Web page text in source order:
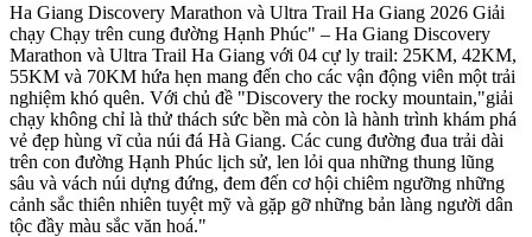
Ha Giang Discovery Marathon và Ultra Trail Ha Giang 2026 Giải
chạy Chạy trên cung đường Hạnh Phúc" – Ha Giang Discovery
Marathon và Ultra Trail Ha Giang với 04 cự ly trail: 25KM, 42KM,
55KM và 70KM hứa hẹn mang đến cho các vận động viên một trải
nghiệm khó quên. Với chủ đề "Discovery the rocky mountain,"giải
chạy không chỉ là thử thách sức bền mà còn là hành trình khám phá
vẻ đẹp hùng vĩ của núi đá Hà Giang. Các cung đường đua trải dài
trên con đường Hạnh Phúc lịch sử, len lỏi qua những thung lũng
sâu và vách núi dựng đứng, đem đến cơ hội chiêm ngưỡng những
cảnh sắc thiên nhiên tuyệt mỹ và gặp gỡ những bản làng người dân
tộc đầy màu sắc văn hoá."